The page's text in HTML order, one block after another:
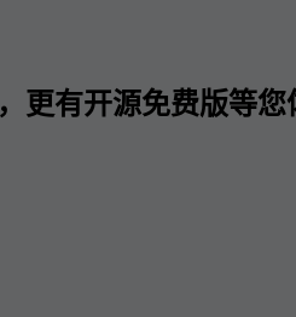
更有开源免费版等您